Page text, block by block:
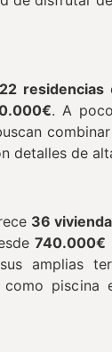
22 residencias
. A
detalles de
36
740.000€
amplias
piscina